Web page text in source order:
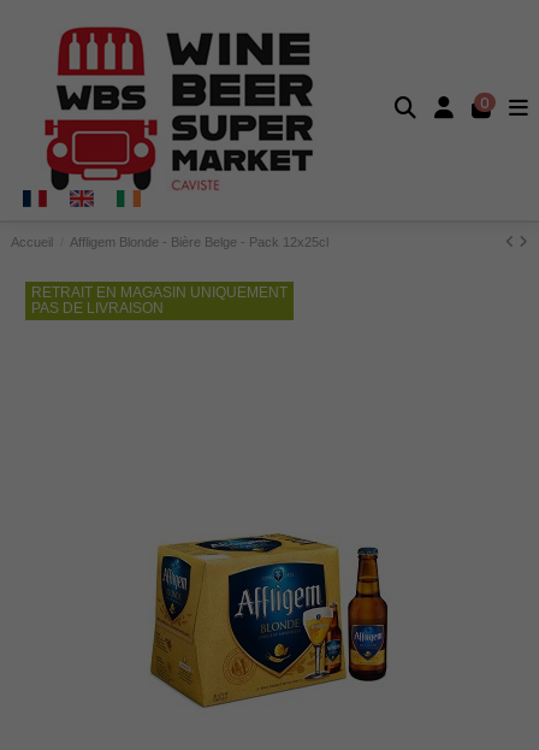
0
Accueil Affligem Blonde - Bière Belge - Pack 12x25cl
RETRAIT EN MAGASIN UNIQUEMENT
PAS DE LIVRAISON